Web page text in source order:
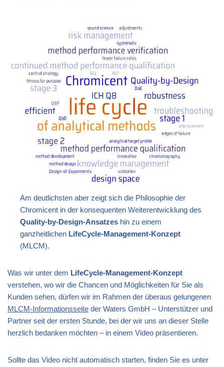
Am deutlichsten aber zeigt sich die Philosophie der
Chromicent in der konsequenten Weiterentwicklung des
Quality-by-Design-Ansatzeshin zu einem
ganzheitlichen LifeCycle-Management-Konzept
(MLCM).
Was wir unter dem LifeCycle-Management-Konzept
verstehen, wo wir die Chancen und Möglichkeiten für Sie als
Kunden sehen, dürfen wir im Rahmen der überaus gelungenen
MLCM-Informationsseite der Waters GmbH – Unterstützer und
Partner seit der ersten Stunde, bei der wir uns an dieser Stelle
herzlich bedanken möchten – in einem Video präsentieren.
Sollte das Video nicht automatisch starten, finden Sie es unter